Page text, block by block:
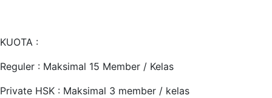
KUOTA :
Reguler : Maksimal 15 Member / Kelas
Private HSK : Maksimal 3 member / kelas